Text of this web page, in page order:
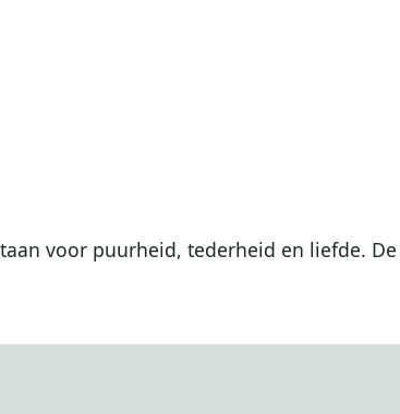
voor puurheid, tederheid en liefde.